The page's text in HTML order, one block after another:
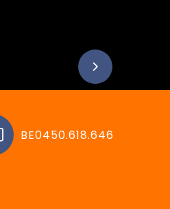
BE0450.618.646